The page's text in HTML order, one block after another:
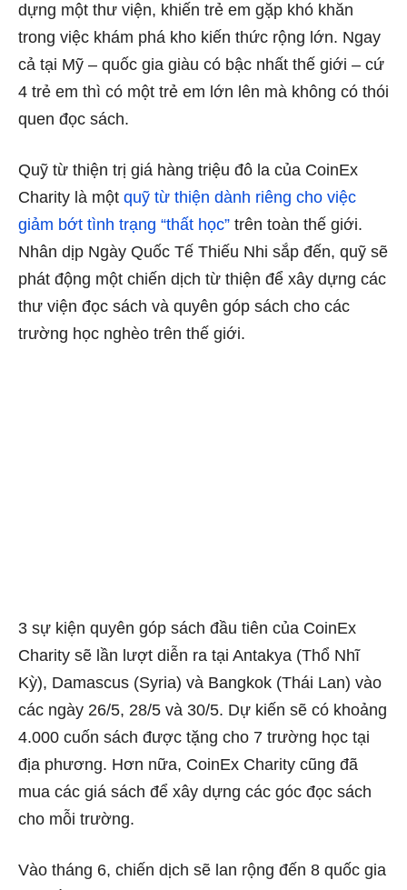
dựng một thư viện, khiến trẻ em gặp khó khăn
trong việc khám phá kho kiến thức rộng lớn. Ngay
cả tại Mỹ – quốc gia giàu có bậc nhất thế giới – cứ
4 trẻ em thì có một trẻ em lớn lên mà không có thói
quen đọc sách.
Quỹ từ thiện trị giá hàng triệu đô la của CoinEx
Charity là một quỹ từ thiện dành riêng cho việc
giảm bớt tình trạng “thất học” trên toàn thế giới.
Nhân dịp Ngày Quốc Tế Thiếu Nhi sắp đến, quỹ sẽ
phát động một chiến dịch từ thiện để xây dựng các
thư viện đọc sách và quyên góp sách cho các
trường học nghèo trên thế giới.
3 sự kiện quyên góp sách đầu tiên của CoinEx
Charity sẽ lần lượt diễn ra tại Antakya (Thổ Nhĩ
Kỳ), Damascus (Syria) và Bangkok (Thái Lan) vào
các ngày 26/5, 28/5 và 30/5. Dự kiến sẽ có khoảng
4.000 cuốn sách được tặng cho 7 trường học tại
địa phương. Hơn nữa, CoinEx Charity cũng đã
mua các giá sách để xây dựng các góc đọc sách
cho mỗi trường.
Vào tháng 6, chiến dịch sẽ lan rộng đến 8 quốc gia